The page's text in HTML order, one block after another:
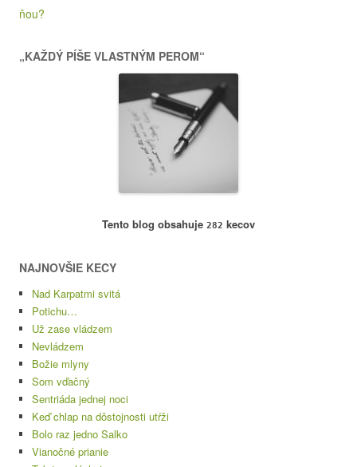
ňou?
„KAŽDÝ PÍŠE VLASTNÝM PEROM“
Tento blog obsahuje 282 kecov
NAJNOVŠIE KECY
Nad Karpatmi svitá
Potichu…
Už zase vládzem
Nevládzem
Božie mlyny
Som vďačný
Sentriáda jednej noci
Keď chlap na dôstojnosti utŕži
Bolo raz jedno Salko
Vianočné prianie